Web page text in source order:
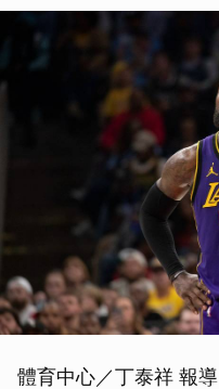
體育中心／丁泰祥 報導